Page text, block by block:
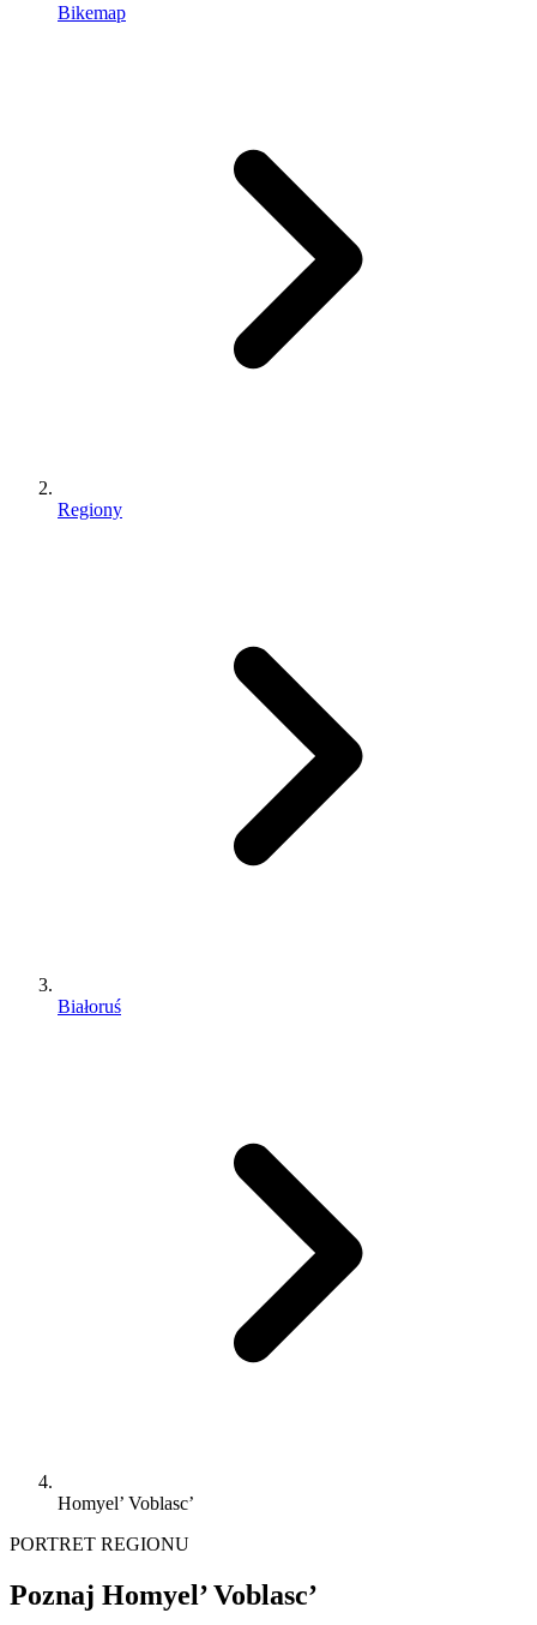
Bikemap
Regiony
Białoruś
Homyel’ Voblasc’
PORTRET REGIONU
Poznaj Homyel’ Voblasc’